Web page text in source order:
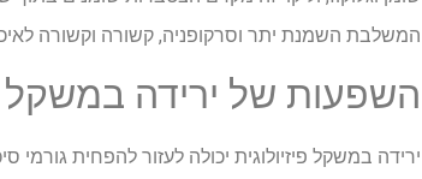
המשלבת השמנת יתר וסרקופניה, קשורה וקשורה
השפעות של ירידה
ירידה במשקל פיזיולוגית יכולה לעזור להפחית